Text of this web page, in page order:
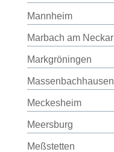
Mannheim
Marbach am Neckar
Markgröningen
Massenbachhausen
Meckesheim
Meersburg
Meßstetten